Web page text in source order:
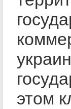
этом